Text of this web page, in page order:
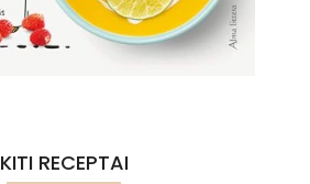
KITI RECEPTAI